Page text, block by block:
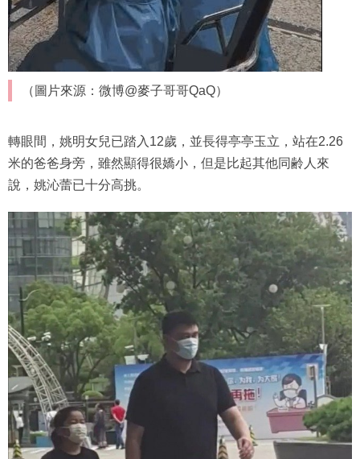
（圖片來源：微博@麥子哥哥QaQ）
轉眼間，姚明女兒已踏入12歲，並長得亭亭玉立，站在2.26
米的爸爸身旁，雖然顯得很嬌小，但是比起其他同齢人來
說，姚沁蕾已十分高挑。